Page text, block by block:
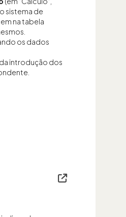
sistema de
na tabela
os dados
introdução dos